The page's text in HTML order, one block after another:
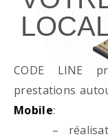
CODE LINE
prestations
Mobile:
– réalisation